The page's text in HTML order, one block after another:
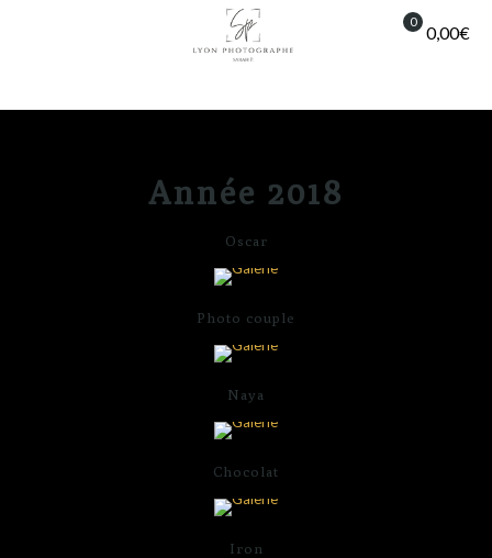
0
0,00€
Année 2018
Oscar
Photo couple
Naya
Chocolat
Iron